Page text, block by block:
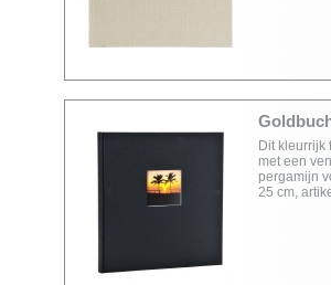
Dit kleurrijk
met een
pergamijn
25 cm,